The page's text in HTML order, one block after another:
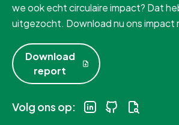
we ook echt circulaire impact? Dat
uitgezocht. Download nu ons impact
Download
report
Volg ons op: